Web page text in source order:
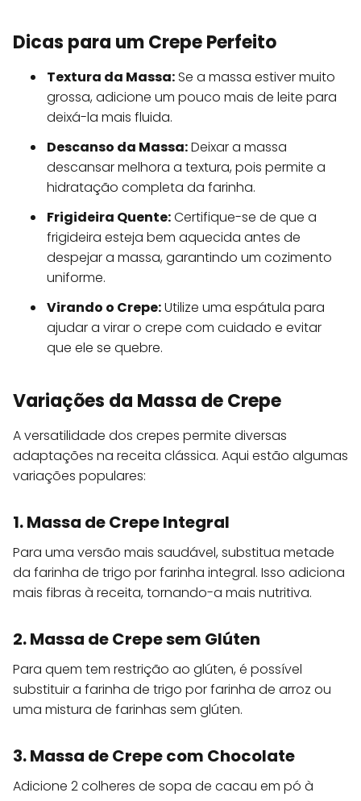
Dicas para um Crepe Perfeito
Textura da Massa:Se a massa estiver muito
grossa, adicione um pouco mais de leite para
deixá-la mais fluida.
Descanso da Massa:Deixar a massa
descansar melhora a textura, pois permite a
hidratação completa da farinha.
Frigideira Quente:Certifique-se de que a
frigideira esteja bem aquecida antes de
despejar a massa, garantindo um cozimento
uniforme.
Virando o Crepe:Utilize uma espátula para
ajudar a virar o crepe com cuidado e evitar
que ele se quebre.
Variações da Massa de Crepe
A versatilidade dos crepes permite diversas
adaptações na receita clássica. Aqui estão algumas
variações populares:
1. Massa de Crepe Integral
Para uma versão mais saudável, substitua metade
da farinha de trigo por farinha integral. Isso adiciona
mais fibras à receita, tornando-a mais nutritiva.
2. Massa de Crepe sem Glúten
Para quem tem restrição ao glúten, é possível
substituir a farinha de trigo por farinha de arroz ou
uma mistura de farinhas sem glúten.
3. Massa de Crepe com Chocolate
Adicione 2 colheres de sopa de cacau em pó à